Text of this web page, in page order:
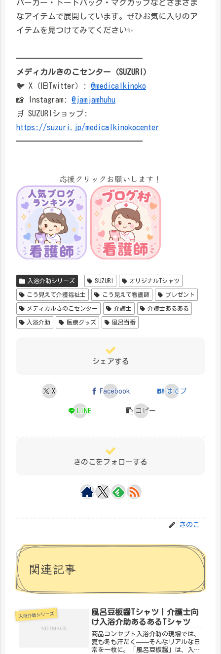
パーカー・トートバッグ・マグカップなどさまざま
なアイテムで展開しています。ぜひお気に入りのア
イテムを見つけてみてください✨
━━━━━━━━━━━━━━━━
メディカルきのこセンター（SUZURI）
🐦 X（旧Twitter）: @medicalkinoko
📸 Instagram: @jamjamhuhu
🛒 SUZURIショップ:
https://suzuri.jp/medicalkinokocenter
━━━━━━━━━━━━━━━━
応援クリックお願いします！
入浴介助シリーズ SUZURI オリジナルTシャツ
こう見えて介護福祉士 こう見えて看護師 プレゼント
メディカルきのこセンター 介護士 介護士あるある
入浴介助 医療グッズ 風呂当番
シェアする
X Facebook はてブ
LINE コピー
きのこをフォローする
きのこ
関連記事
入浴介助シリーズ
風呂豆板醤Tシャツ｜介護士向
け入浴介助あるあるTシャツ
商品コンセプト入浴介助の現場では、
夏も冬も汗だく——そんなリアルな日
常を一枚に。「風呂豆板醤」は、入浴